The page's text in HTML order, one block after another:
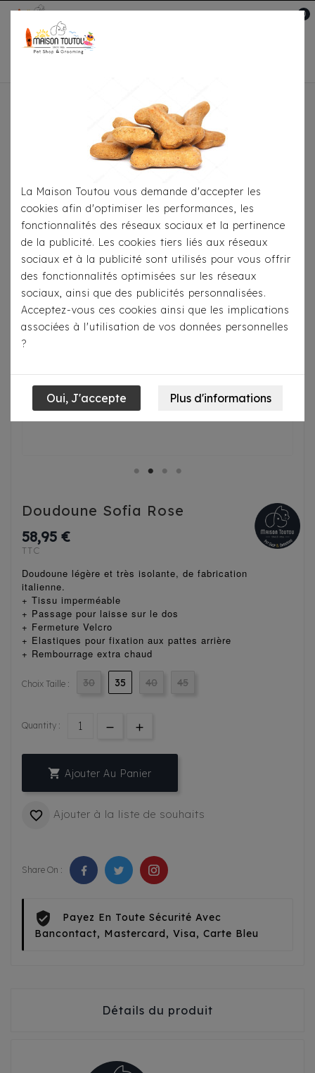
0
Accueil
Pour
Manteaux Doudoune Sofia Rose
Doudoune Sofia Rose
58,95 €
TTC
Doudoune légère et très isolante, de fabrication
italienne.
+ Tissu imperméable
+ Passage pour laisse sur le dos
+ Fermeture Velcro
+ Elastiques pour fixation aux pattes arrière
+ Rembourrage extra chaud
Choix Taille : 30 35 40 45
Quantity :
 Ajouter Au Panier
 Ajouter à la liste de souhaits
Share On :
Payez En Toute Sécurité Avec
Bancontact, Mastercard, Visa, Carte Bleu
Détails du produit
La Maison Toutou vous demande d'accepter les
cookies afin d'optimiser les performances, les
fonctionnalités des réseaux sociaux et la pertinence
de la publicité. Les cookies tiers liés aux réseaux
sociaux et à la publicité sont utilisés pour vous offrir
des fonctionnalités optimisées sur les réseaux
sociaux, ainsi que des publicités personnalisées.
Acceptez-vous ces cookies ainsi que les implications
associées à l'utilisation de vos données personnelles
?